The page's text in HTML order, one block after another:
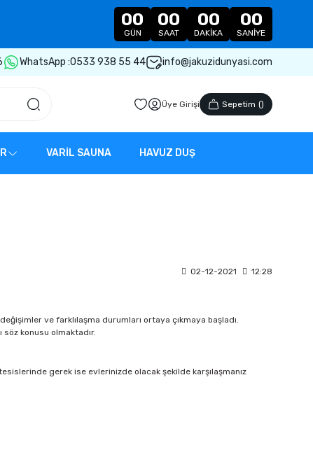
00
GÜN
00
SAAT
00
DAKIKA
00
SANIYE
WhatsApp :0533 938 55 44 info@jakuzidunyasi.com
Üye Girişi Sepetim ()
VARİL SAUNA HAVUZ DUŞ
02-12-2021 12:28
ve farklılaşma durumları ortaya çıkmaya başladı.
konusu olmaktadır.
gerek ise evlerinizde olacak şekilde karşılaşmanız